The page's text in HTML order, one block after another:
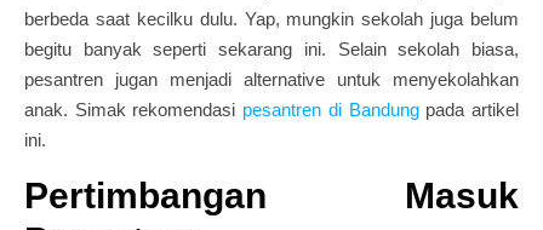
berbeda saat kecilku dulu. Yap, mungkin sekolah juga belum
begitu banyak seperti sekarang ini. Selain sekolah biasa,
pesantren jugan menjadi alternative untuk menyekolahkan
anak. Simak rekomendasi pesantren di Bandungpada artikel
ini.
Pertimbangan Masuk